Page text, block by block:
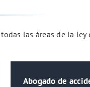
las áreas de la
Abogado de